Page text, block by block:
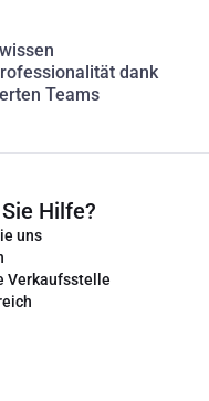
dank
Teams
Hilfe?
uns
Verkaufsstelle